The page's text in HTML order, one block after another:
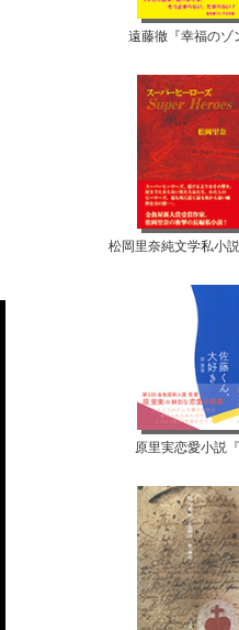
遠藤徹『幸福の
松岡里奈純文学私小
原里実恋愛小説